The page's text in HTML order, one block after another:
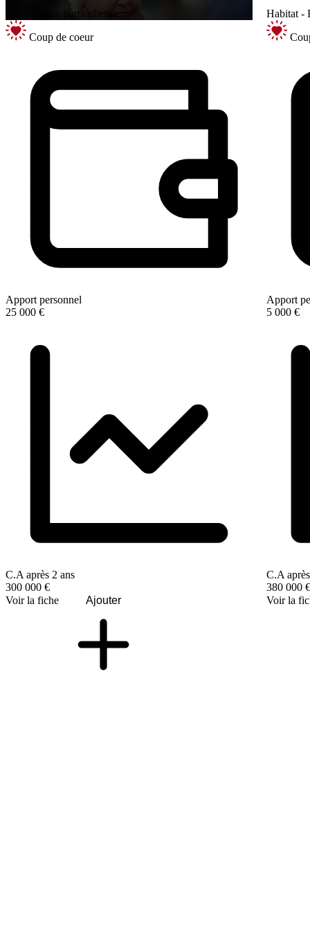
Services aux particuliers
Coup de coeur
Apport personnel
25 000 €
C.A après 2 ans
300 000 €
Voir la fiche
Ajouter
Habitat -
Apport
5 000 €
C.A
380 000 €
Voir la